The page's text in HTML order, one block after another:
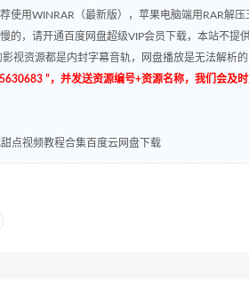
使用WINRAR（最新版），苹果电脑端用RAR解压
慢的，请开通百度网盘超级VIP会员下载，本站不提
影视资源都是内封字幕音轨，网盘播放是无法解析
”，并发送资源编号+资源名称，我们会及
点视频教程合集百度云网盘下载